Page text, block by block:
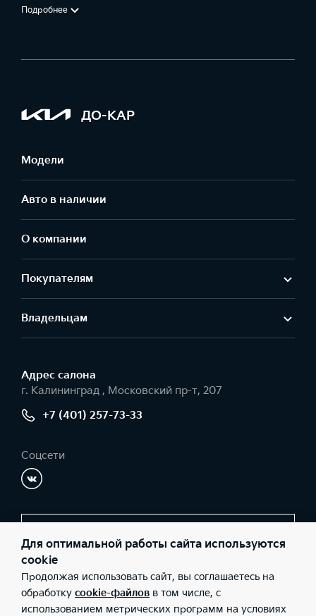
Подробнее
ДО-КАР
Модели
Авто в наличии
О компании
Покупателям
Владельцам
Адрес салонa
г. Калининград , Московский пр-т, 207
+7 (401) 257-73-33
Соцсети
© 2026 Юридические лица ООО «ДО-КАР» (Фактический адрес:
г. Калининград , Московский пр-т, 207; Телефон: +7 (401) 257-73-
33; ИНН: 3906242830; ОГРН: 1113926026796), ООО «Киа Россия и
Для оптимальной работы сайта используются
cookie
Продолжая использовать сайт, вы соглашаетесь на
обработку cookie-файлов в том числе, с
использованием метрических программ на условиях